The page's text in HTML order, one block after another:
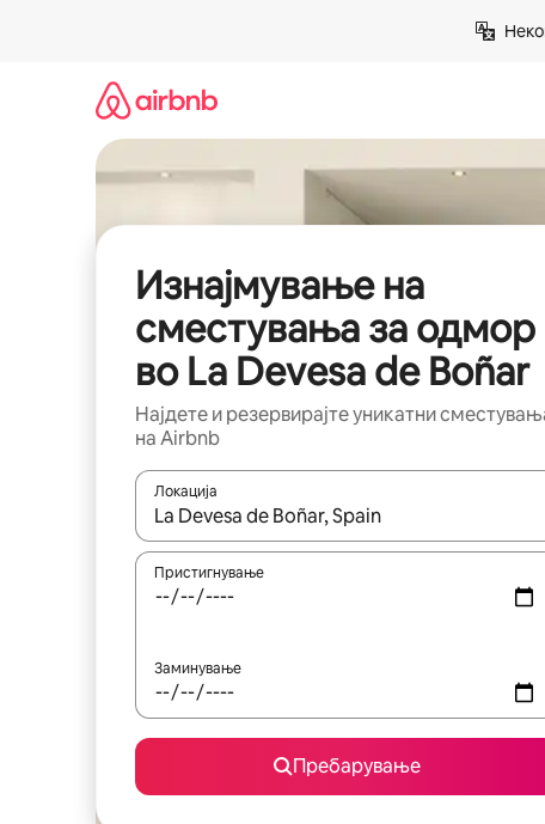
Изнајмување на
сместувања за одмор
во La Devesa de Boñar
Најдете и резервирајте уникатни
на Airbnb
Локација
Кога резултатите се достапни, движете се со
Пристигнување
Заминување
Пребарување